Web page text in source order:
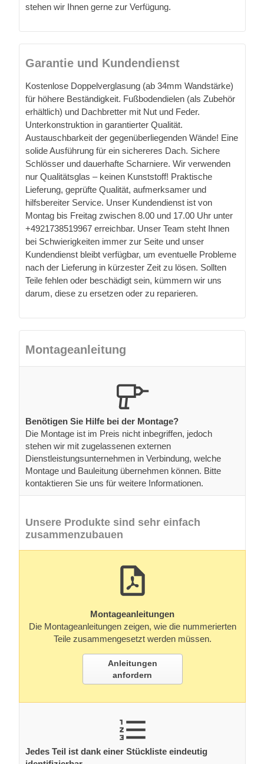
stehen wir Ihnen gerne zur Verfügung.
Garantie und Kundendienst
Kostenlose Doppelverglasung (ab 34mm Wandstärke)
für höhere Beständigkeit. Fußbodendielen (als Zubehör
erhältlich) und Dachbretter mit Nut und Feder.
Unterkonstruktion in garantierter Qualität.
Austauschbarkeit der gegenüberliegenden Wände! Eine
solide Ausführung für ein sichereres Dach. Sichere
Schlösser und dauerhafte Scharniere. Wir verwenden
nur Qualitätsglas – keinen Kunststoff! Praktische
Lieferung, geprüfte Qualität, aufmerksamer und
hilfsbereiter Service. Unser Kundendienst ist von
Montag bis Freitag zwischen 8.00 und 17.00 Uhr unter
+4921738519967 erreichbar. Unser Team steht Ihnen
bei Schwierigkeiten immer zur Seite und unser
Kundendienst bleibt verfügbar, um eventuelle Probleme
nach der Lieferung in kürzester Zeit zu lösen. Sollten
Teile fehlen oder beschädigt sein, kümmern wir uns
darum, diese zu ersetzen oder zu reparieren.
Montageanleitung
Benötigen Sie Hilfe bei der Montage?
Die Montage ist im Preis nicht inbegriffen, jedoch
stehen wir mit zugelassenen externen
Dienstleistungsunternehmen in Verbindung, welche
Montage und Bauleitung übernehmen können. Bitte
kontaktieren Sie uns für weitere Informationen.
Unsere Produkte sind sehr einfach
zusammenzubauen
Montageanleitungen
Die Montageanleitungen zeigen, wie die nummerierten
Teile zusammengesetzt werden müssen.
Anleitungen
anfordern
Jedes Teil ist dank einer Stückliste eindeutig